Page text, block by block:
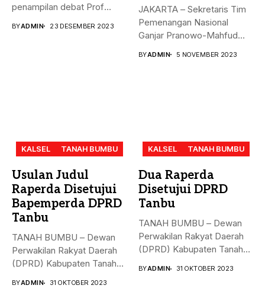
penampilan debat Prof
BYADMIN 23 DESEMBER 2023
JAKARTA – Sekretaris Tim
Pemenangan Nasional
Ganjar Pranowo-Mahfud
BYADMIN 5 NOVEMBER 2023
KALSEL TANAH BUMBU
Usulan Judul
Raperda Disetujui
Bapemperda DPRD
Tanbu
TANAH BUMBU – Dewan
Perwakilan Rakyat Daerah
(DPRD) Kabupaten Tanah
BYADMIN 31 OKTOBER 2023
KALSEL TANAH BUMBU
Dua Raperda
Disetujui DPRD
Tanbu
TANAH BUMBU – Dewan
Perwakilan Rakyat Daerah
(DPRD) Kabupaten Tanah
BYADMIN 31 OKTOBER 2023